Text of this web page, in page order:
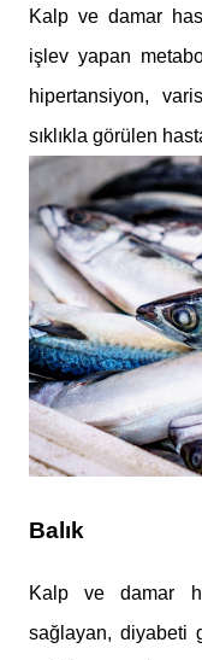
Kalp ve damar
işlev yapan
hipertansiyon,
sıklıkla görülen
Balık
Kalp ve damar
sağlayan, diyabeti